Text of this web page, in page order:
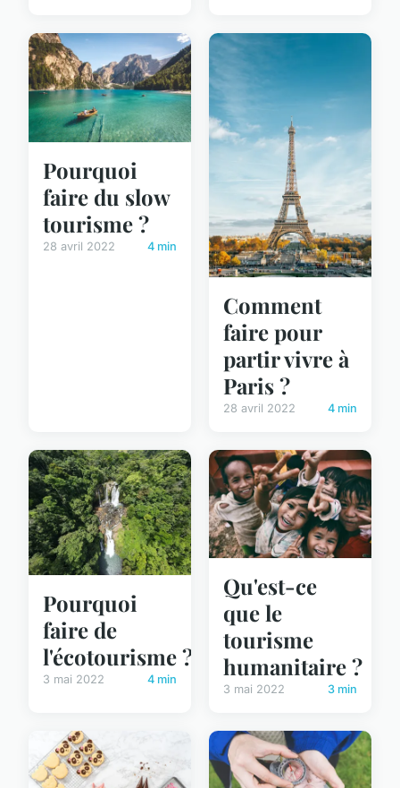
Pourquoi
faire du slow
tourisme ?
28 avril 2022 4 min
Comment
faire pour
partir vivre à
Paris ?
28 avril 2022 4 min
Pourquoi
faire de
l'écotourisme ?
3 mai 2022 4 min
Qu'est-ce
que le
tourisme
humanitaire ?
3 mai 2022 3 min